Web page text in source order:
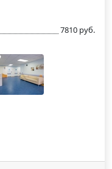
7810 руб.